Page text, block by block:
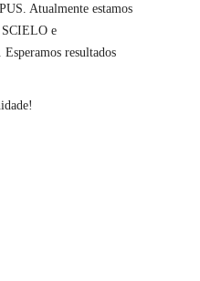
Atualmente estamos
SCIELO e
resultados